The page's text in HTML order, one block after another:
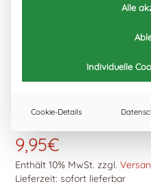
Nixenstress
9,95€
Enthält 10% MwSt. zzgl.
Lieferzeit: sofort lieferbar
Alle
Individuelle
Cookie-Details